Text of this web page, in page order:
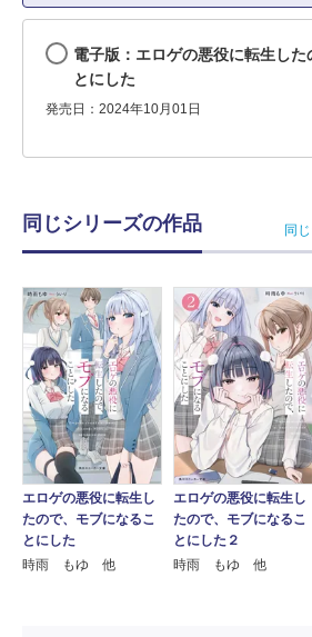
電子版：エロゲの悪役に転生した
とにした
発売日：2024年10月01日
同じシリーズの作品 同
エロゲの悪役に転生し
たので、モブになるこ
とにした
時雨 もゆ 他
エロゲの悪役に転生し
たので、モブになるこ
とにした２
時雨 もゆ 他